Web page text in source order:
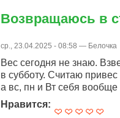
Возвращаюсь в
ср., 23.04.2025 - 08:58 — Белочка
Вес сегодня не знаю.
в субботу. Считаю
а вс, пн и Вт себя
Нравится: